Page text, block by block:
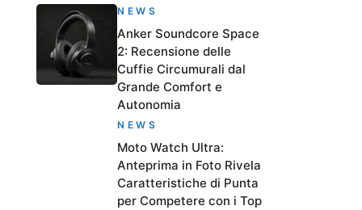
NEWS
Anker Soundcore Space
2: Recensione delle
Cuffie Circumurali dal
Grande Comfort e
Autonomia
NEWS
Moto Watch Ultra:
Anteprima in Foto Rivela
Caratteristiche di Punta
per Competere con i Top